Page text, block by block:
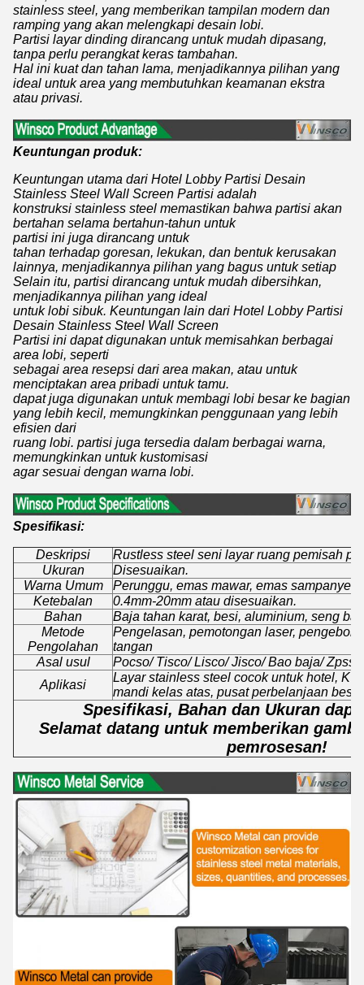
stainless steel, yang memberikan tampilan modern dan
ramping yang akan melengkapi desain lobi.
Partisi layar dinding dirancang untuk mudah dipasang,
tanpa perlu perangkat keras tambahan.
Hal ini kuat dan tahan lama, menjadikannya pilihan yang
ideal untuk area yang membutuhkan keamanan ekstra
atau privasi.
Keuntungan produk:
Keuntungan utama dari Hotel Lobby Partisi Desain
Stainless Steel Wall Screen Partisi adalah
konstruksi stainless steel memastikan bahwa partisi akan
bertahan selama bertahun-tahun untuk
partisi ini juga dirancang untuk
tahan terhadap goresan, lekukan, dan bentuk kerusakan
lainnya, menjadikannya pilihan yang bagus untuk setiap
Selain itu, partisi dirancang untuk mudah dibersihkan,
menjadikannya pilihan yang ideal
untuk lobi sibuk. Keuntungan lain dari Hotel Lobby Partisi
Desain Stainless Steel Wall Screen
Partisi ini dapat digunakan untuk memisahkan berbagai
area lobi, seperti
sebagai area resepsi dari area makan, atau untuk
menciptakan area pribadi untuk tamu.
dapat juga digunakan untuk membagi lobi besar ke bagian
yang lebih kecil, memungkinkan penggunaan yang lebih
efisien dari
ruang lobi. partisi juga tersedia dalam berbagai warna,
memungkinkan untuk kustomisasi
agar sesuai dengan warna lobi.
Spesifikasi:
Deskripsi
Rustless steel seni layar ruang pemisah
Ukuran
Disesuaikan.
Warna Umum
Perunggu, emas mawar, emas sampanye,
Ketebalan
0.4mm-20mm atau disesuaikan.
Bahan
Baja tahan karat, besi, aluminium, seng
Metode
Pengolahan
Pengelasan, pemotongan laser,
tangan
Asal usul
Pocso/ Tisco/ Lisco/ Jisco/ Bao baja/ Zpss/
Aplikasi
Layar stainless steel cocok untuk hotel,
mandi kelas atas, pusat perbelanjaan
Spesifikasi, Bahan dan Ukuran
Selamat datang untuk memberikan
pemrosesan!